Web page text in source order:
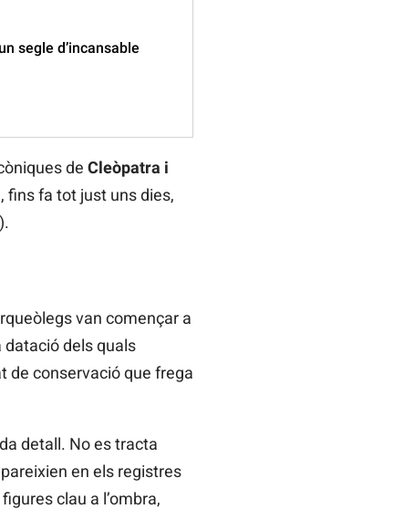
segle d’incansable
de Cleòpatra i
fins fa tot just uns dies,
van començar a
datació dels quals
de conservació que frega
detall. No es tracta
en els registres
clau a l’ombra,